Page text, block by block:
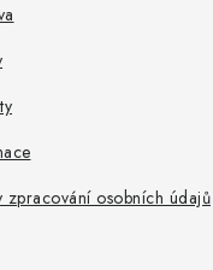
zpracování osobních údajů